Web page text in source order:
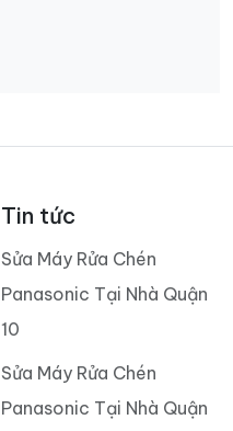
Tin tức
Sửa Máy Rửa Chén
Panasonic Tại Nhà Quận
10
Sửa Máy Rửa Chén
Panasonic Tại Nhà Quận